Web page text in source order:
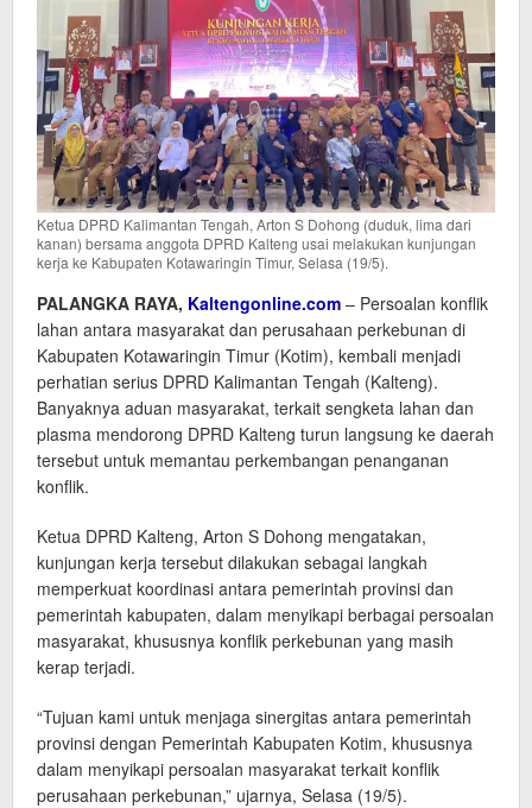
Ketua DPRD Kalimantan Tengah, Arton S Dohong (duduk, lima dari
kanan) bersama anggota DPRD Kalteng usai melakukan kunjungan
kerja ke Kabupaten Kotawaringin Timur, Selasa (19/5).
PALANGKA RAYA, Kaltengonline.com – Persoalan konflik
lahan antara masyarakat dan perusahaan perkebunan di
Kabupaten Kotawaringin Timur (Kotim), kembali menjadi
perhatian serius DPRD Kalimantan Tengah (Kalteng).
Banyaknya aduan masyarakat, terkait sengketa lahan dan
plasma mendorong DPRD Kalteng turun langsung ke daerah
tersebut untuk memantau perkembangan penanganan
konflik.
Ketua DPRD Kalteng, Arton S Dohong mengatakan,
kunjungan kerja tersebut dilakukan sebagai langkah
memperkuat koordinasi antara pemerintah provinsi dan
pemerintah kabupaten, dalam menyikapi berbagai persoalan
masyarakat, khususnya konflik perkebunan yang masih
kerap terjadi.
“Tujuan kami untuk menjaga sinergitas antara pemerintah
provinsi dengan Pemerintah Kabupaten Kotim, khususnya
dalam menyikapi persoalan masyarakat terkait konflik
perusahaan perkebunan,” ujarnya, Selasa (19/5).